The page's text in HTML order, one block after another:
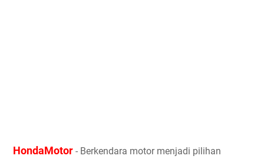
HondaMotor - Berkendara motor menjadi pilihan